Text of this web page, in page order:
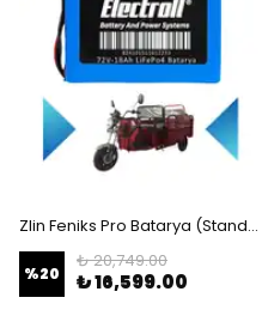
Zlin Feniks Pro Batarya (Standart Kapasite) LiFePO4 72V 18Ah Elektrikli Motosiklet Bataryası
%20
₺ 20,749.00
₺ 16,599.00